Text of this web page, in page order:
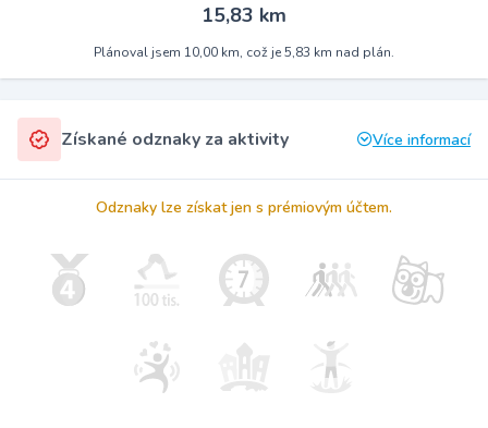
15,83 km
Plánoval jsem 10,00 km, což je 5,83 km nad plán.
Získané odznaky za aktivity Více informací
Odznaky lze získat jen s prémiovým účtem.